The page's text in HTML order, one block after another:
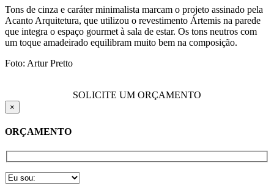
Tons de cinza e caráter minimalista marcam o projeto assinado pela
Acanto Arquitetura, que utilizou o revestimento Ártemis na parede
que integra o espaço gourmet à sala de estar. Os tons neutros com
um toque amadeirado equilibram muito bem na composição.
Foto: Artur Pretto
SOLICITE UM ORÇAMENTO
×
ORÇAMENTO